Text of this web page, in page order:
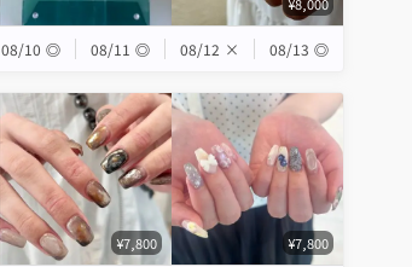
08/10 ◎ 08/11 ◎ 08/12 × 08/13 ◎
¥7,800 ¥7,800